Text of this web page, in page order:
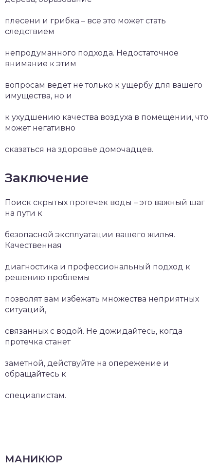
плесени и грибка – все это может стать
следствием
непродуманного подхода. Недостаточное
внимание к этим
вопросам ведет не только к ущербу для вашего
имущества, но и
к ухудшению качества воздуха в помещении, что
может негативно
сказаться на здоровье домочадцев.
Заключение
Поиск скрытых протечек воды – это важный шаг
на пути к
безопасной эксплуатации вашего жилья.
Качественная
диагностика и профессиональный подход к
решению проблемы
позволят вам избежать множества неприятных
ситуаций,
связанных с водой. Не дожидайтесь, когда
протечка станет
заметной, действуйте на опережение и
обращайтесь к
специалистам.
МАНИКЮР